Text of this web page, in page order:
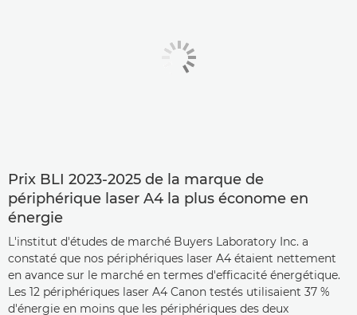
Prix BLI 2023-2025 de la marque de
périphérique laser A4 la plus économe en
énergie
L'institut d'études de marché Buyers Laboratory Inc. a
constaté que nos périphériques laser A4 étaient nettement
en avance sur le marché en termes d'efficacité énergétique.
Les 12 périphériques laser A4 Canon testés utilisaient 37 %
d'énergie en moins que les périphériques des deux